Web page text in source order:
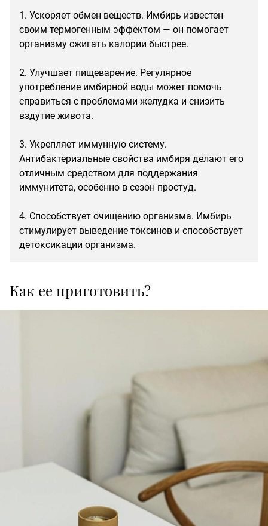
1. Ускоряет обмен веществ. Имбирь известен
своим термогенным эффектом — он помогает
организму сжигать калории быстрее.
2. Улучшает пищеварение. Регулярное
употребление имбирной воды может помочь
справиться с проблемами желудка и снизить
вздутие живота.
3. Укрепляет иммунную систему.
Антибактериальные свойства имбиря делают его
отличным средством для поддержания
иммунитета, особенно в сезон простуд.
4. Способствует очищению организма. Имбирь
стимулирует выведение токсинов и способствует
детоксикации организма.
Как ее приготовить?